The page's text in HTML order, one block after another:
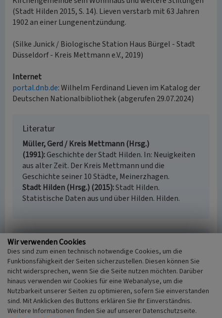
(Stadt Hilden 2015, S. 14). Lieven verstarb mit 63 Jahren
1902 an einer Lungenentzündung.
(Silke Junick / Biologische Station Haus Bürgel - Stadt
Düsseldorf - Kreis Mettmann e.V., 2019)
Internet
portal.dnb.de: Wilhelm Ferdinand Lieven im Katalog der
Deutschen Nationalbibliothek (abgerufen 29.07.2024)
Literatur
Müller, Gerd / Kreis Mettmann (Hrsg.)
(1991) Geschichte der Stadt Hilden. In: Neuigkeiten
aus alter Zeit. Der Kreis Mettmann und die
Geschichte seiner 10 Städte, Meinerzhagen.
Stadt Hilden (Hrsg.) (2015) Stadt Hilden.
Statistische Daten aus und über Hilden. Hilden.
Gedenkstein Lievenstein im Stadtwald Hilden
Schlagwörter
Gedenkstein
Straße / Hausnummer
Elberfelder Straße
Ort
40724 Hilden
Wir verwenden Cookies
Dies sind zum einen technisch notwendige Cookies, um die
Funktionsfähigkeit der Seiten sicherzustellen. Diesen können Sie
nicht widersprechen, wenn Sie die Seite nutzen möchten. Darüber
hinaus verwenden wir Cookies für eine Webanalyse, um die
Nutzbarkeit unserer Seiten zu optimieren, sofern Sie einverstanden
sind. Mit Anklicken des Buttons erklären Sie Ihr Einverständnis.
Weitere Informationen finden Sie auf unserer Datenschutzseite.